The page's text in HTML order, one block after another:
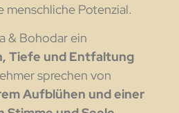
Potenzial.
& Bohodar ein
Tiefe und Entfaltung
sprechen von
Aufblühen und einer